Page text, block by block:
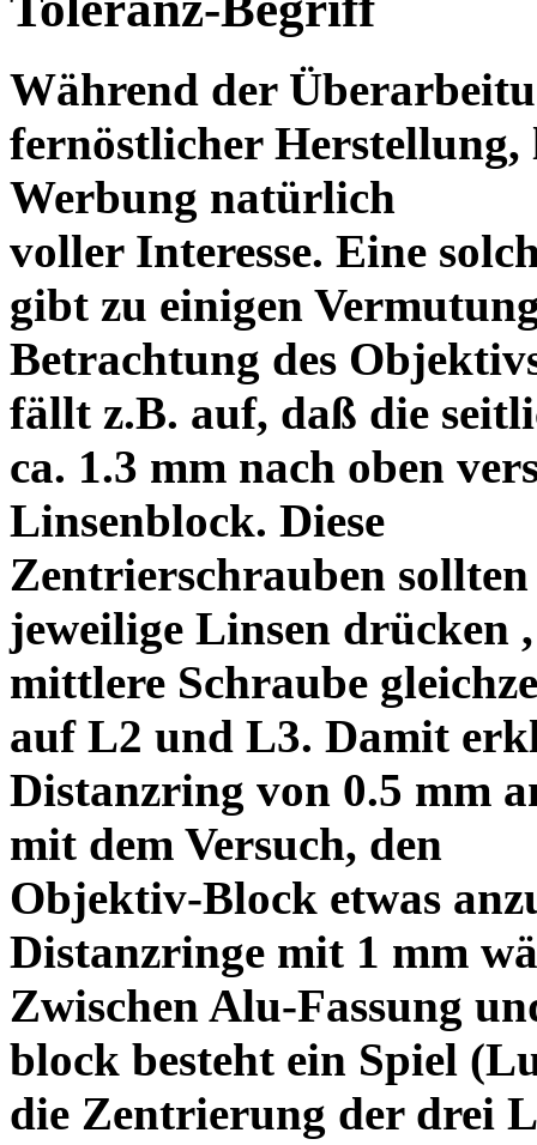
Während der
fernöstlicher Herstellung,
Werbung natürlich
voller Interesse. Eine
gibt zu einigen
Betrachtung des
fällt z.B. auf, daß die
ca. 1.3 mm nach oben
Linsenblock. Diese
Zentrierschrauben
jeweilige Linsen drücken
mittlere Schraube
auf L2 und L3. Damit
Distanzring von 0.5 mm
mit dem Versuch, den
Objektiv-Block etwas
Distanzringe mit 1 mm
Zwischen Alu-Fassung
block besteht ein Spiel
die Zentrierung der drei